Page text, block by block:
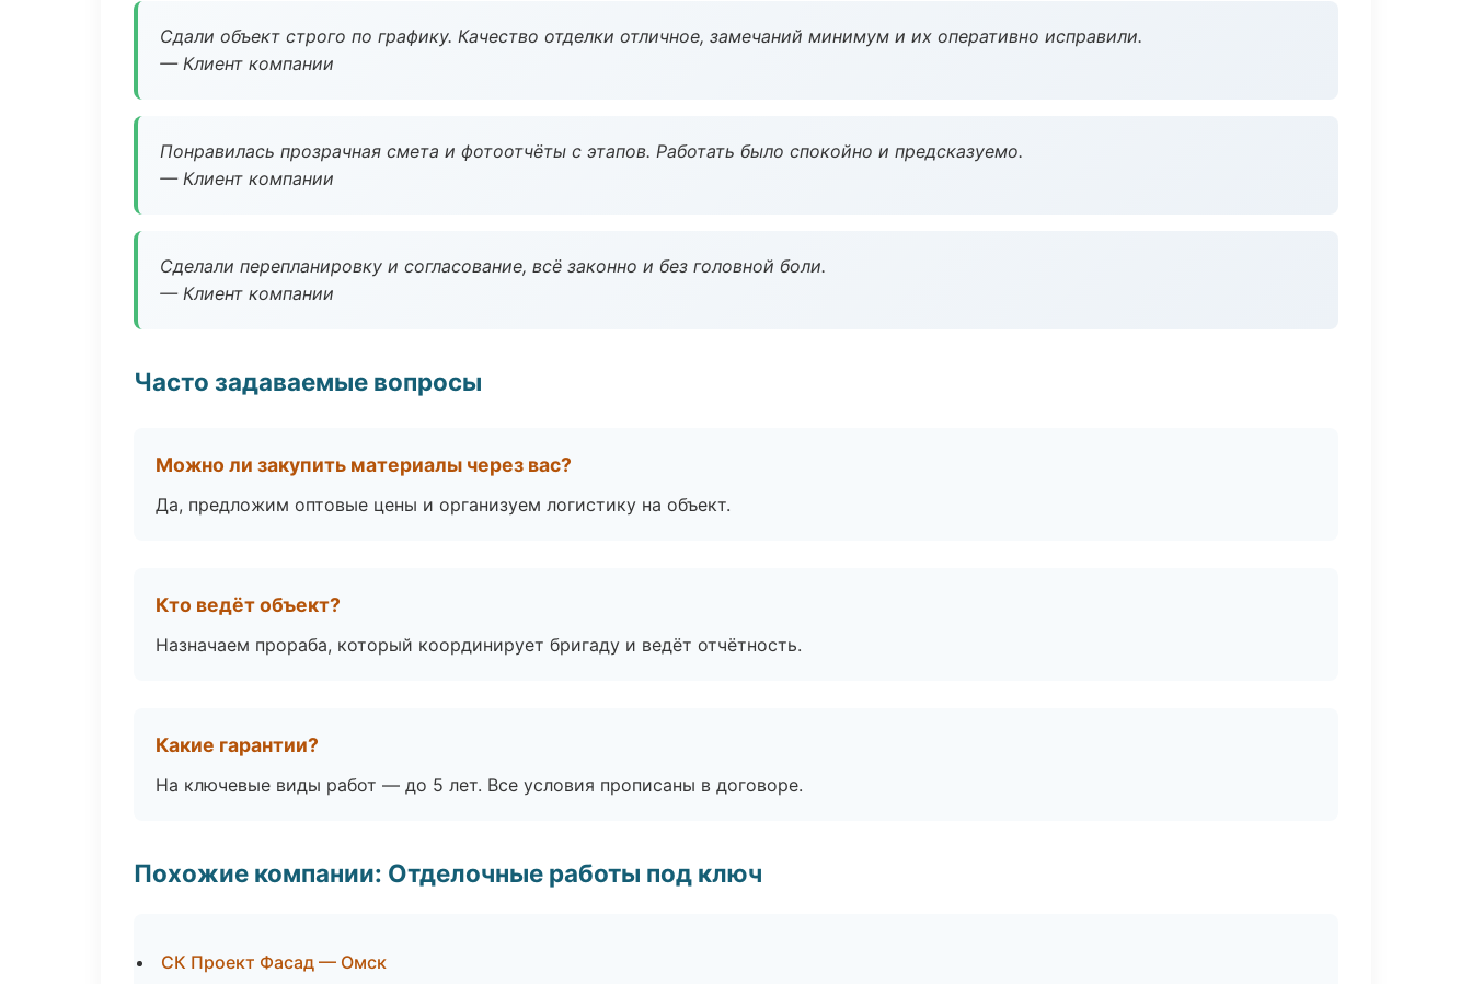
Сдали объект строго по графику. Качество отделки отличное, замечаний минимум и их оперативно исправили.
— Клиент компании
Понравилась прозрачная смета и фотоотчёты с этапов. Работать было спокойно и предсказуемо.
— Клиент компании
Сделали перепланировку и согласование, всё законно и без головной боли.
— Клиент компании
Часто задаваемые вопросы
Можно ли закупить материалы через вас?
Да, предложим оптовые цены и организуем логистику на объект.
Кто ведёт объект?
Назначаем прораба, который координирует бригаду и ведёт отчётность.
Какие гарантии?
На ключевые виды работ — до 5 лет. Все условия прописаны в договоре.
Похожие компании: Отделочные работы под ключ
СК Проект Фасад — Омск